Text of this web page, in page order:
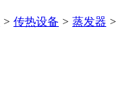
> 传热设备 > 蒸发器 >